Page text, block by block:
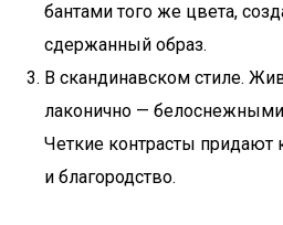
бантами того же цвета,
сдержанный образ.
В скандинавском стиле.
лаконично —
Четкие контрасты придают
и благородство.